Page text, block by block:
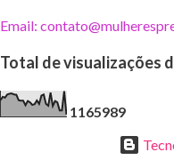
Email:
Total de visualizações
1165989